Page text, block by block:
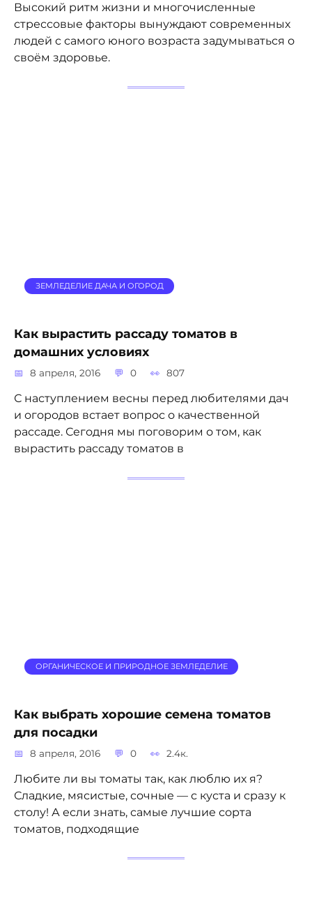
Высокий ритм жизни и многочисленные
стрессовые факторы вынуждают современных
людей с самого юного возраста задумываться о
своём здоровье.
ЗЕМЛЕДЕЛИЕ ДАЧА И ОГОРОД
Как вырастить рассаду томатов в
домашних условиях
8 апреля, 2016 0 807
С наступлением весны перед любителями дач
и огородов встает вопрос о качественной
рассаде. Сегодня мы поговорим о том, как
вырастить рассаду томатов в
ОРГАНИЧЕСКОЕ И ПРИРОДНОЕ ЗЕМЛЕДЕЛИЕ
Как выбрать хорошие семена томатов
для посадки
8 апреля, 2016 0 2.4к.
Любите ли вы томаты так, как люблю их я?
Сладкие, мясистые, сочные — с куста и сразу к
столу! А если знать, самые лучшие сорта
томатов, подходящие